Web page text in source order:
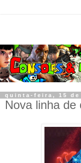
quinta-feira, 15 de
Nova linha de